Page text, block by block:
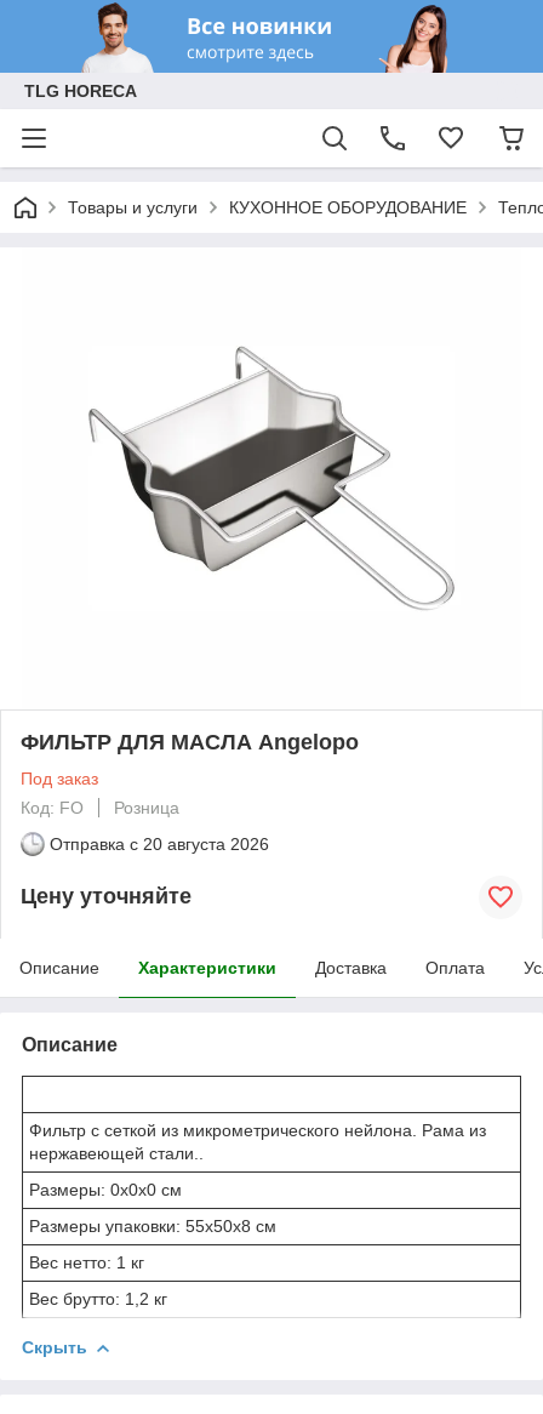
TLG HORECA
Товары и услуги КУХОННОЕ ОБОРУДОВАНИЕ
ФИЛЬТР ДЛЯ МАСЛА Angelopo
Под заказ
Код: FO
Розница
Отправка с 20 августа 2026
Цену уточняйте
Описание Характеристики Доставка Оплата
Описание
Фильтр с сеткой из микрометрического нейлона. Рама из
нержавеющей стали..
Размеры: 0x0x0 см
Размеры упаковки: 55x50x8 см
Вес нетто: 1 кг
Вес брутто: 1,2 кг
Скрыть